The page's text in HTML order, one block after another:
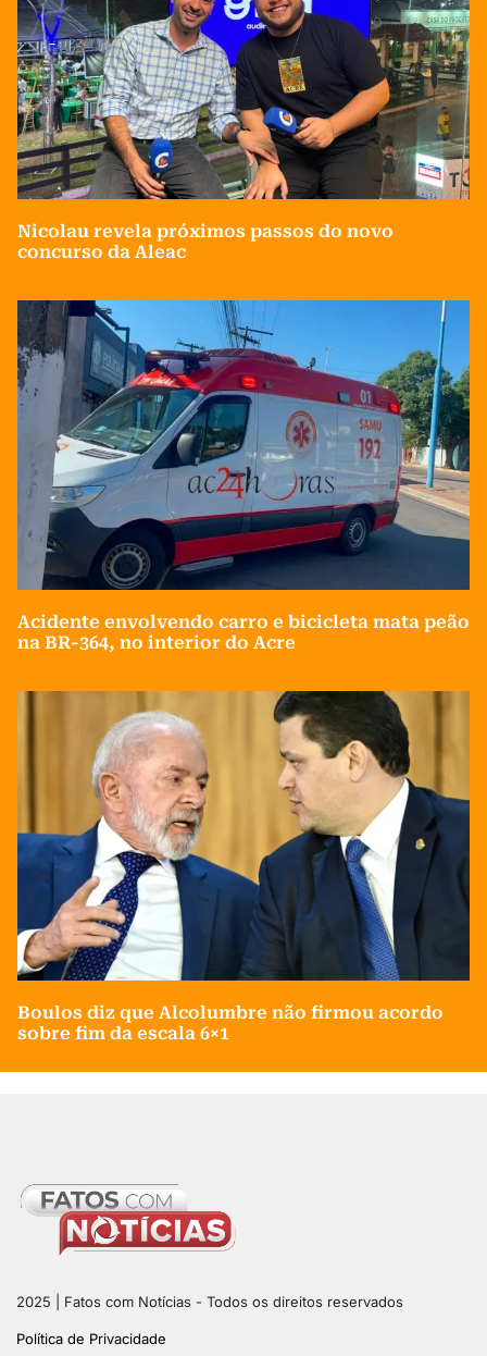
Nicolau revela próximos passos do novo
concurso da Aleac
Acidente envolvendo carro e bicicleta mata peão
na BR-364, no interior do Acre
Boulos diz que Alcolumbre não firmou acordo
sobre fim da escala 6×1
2025 | Fatos com Notícias - Todos os direitos reservados
Política de Privacidade